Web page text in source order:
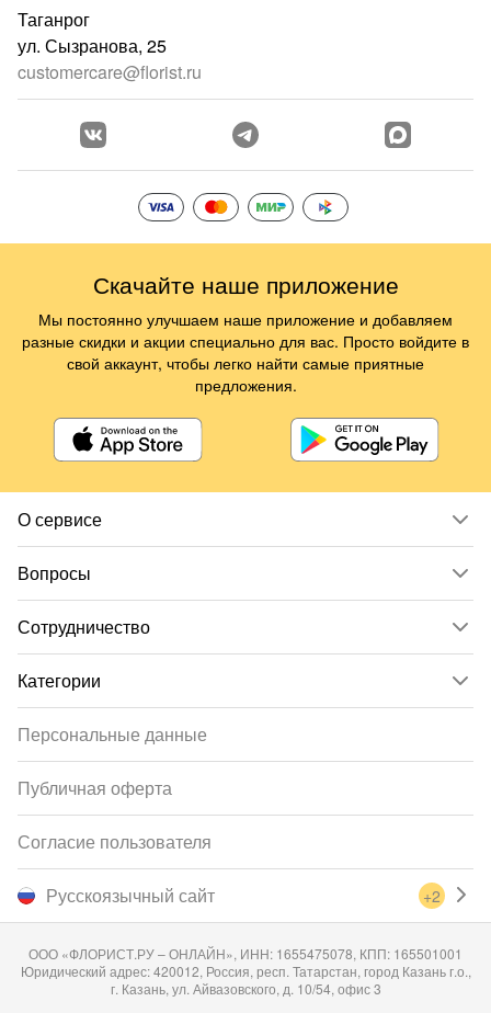
О сервисе
Вопросы
Сотрудничество
Категории
Таганрог
ул. Сызранова, 25
customercare@florist.ru
Русскоязычный сайт +2
Персональные данные
Публичная оферта
Согласие пользователя
ООО «ФЛОРИСТ.РУ – ОНЛАЙН», ИНН: 1655475078, КПП: 165501001
Юридический адрес: 420012, Россия, респ. Татарстан, город Казань г.о.,
г. Казань, ул. Айвазовского, д. 10/54, офис 3
Скачайте наше приложение
Мы постоянно улучшаем наше приложение и добавляем
разные скидки и акции специально для вас. Просто войдите в
свой аккаунт, чтобы легко найти самые приятные
предложения.